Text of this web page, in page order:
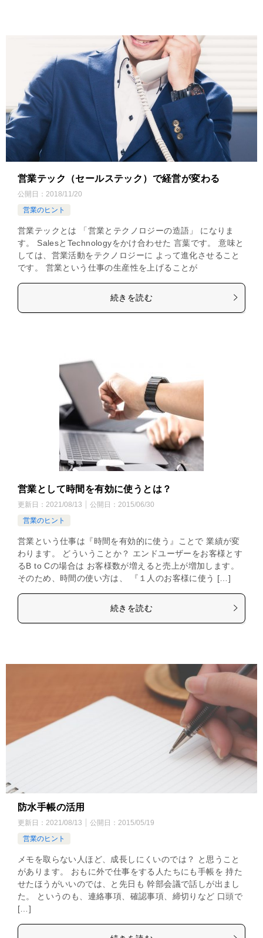
営業テック（セールステック）で経営が変わる
公開日： 2018/11/20
営業のヒント
営業テックとは 「営業とテクノロジーの造語」 になりま
す。 SalesとTechnologyをかけ合わせた 言葉です。 意味と
しては、営業活動をテクノロジーに よって進化させること
です。 営業という仕事の生産性を上げることが
続きを読む
営業として時間を有効に使うとは？
更新日： 2021/08/13 公開日： 2015/06/30
営業のヒント
営業という仕事は『時間を有効的に使う』ことで 業績が変
わります。 どういうことか？ エンドユーザーをお客様とす
るB to Cの場合は お客様数が増えると売上が増加します。
そのため、時間の使い方は、 『１人のお客様に使う […]
続きを読む
防水手帳の活用
更新日： 2021/08/13 公開日： 2015/05/19
営業のヒント
メモを取らない人ほど、成長しにくいのでは？ と思うこと
があります。 おもに外で仕事をする人たちにも手帳を 持た
せたほうがいいのでは、と先日も 幹部会議で話しが出まし
た。 というのも、連絡事項、確認事項、締切りなど 口頭で
[…]